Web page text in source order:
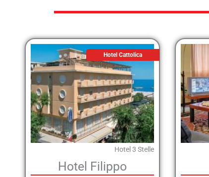
Hotel Cattolica
Hotel 3 Stelle
Hotel Filippo